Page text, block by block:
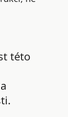
této